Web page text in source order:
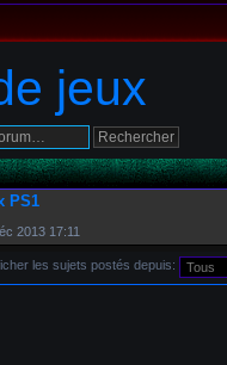
jeux
PS1
2013 17:11
les sujets postés depuis: